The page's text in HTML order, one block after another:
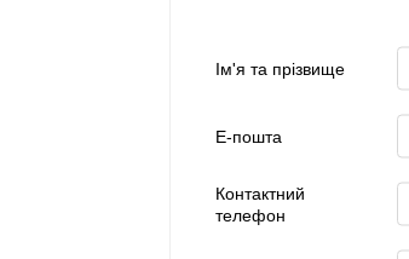
Ім'я та прізвище
Е-пошта
Контактний
телефон